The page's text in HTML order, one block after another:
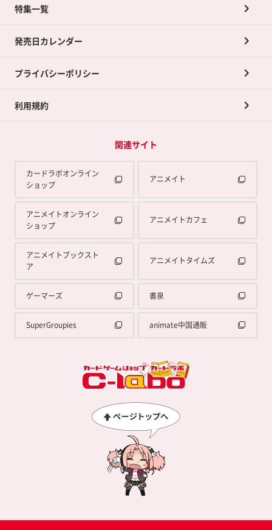
ネット買取について
買取承諾書について
ポイントカードTOP
ポイント交換景品
特集一覧
発売日カレンダー
プライバシーポリシー
利用規約
関連サイト
カードラボオンライン
ショップ
アニメイト
アニメイトオンライン
ショップ
アニメイトカフェ
アニメイトブックスト
ア
アニメイトタイムズ
ゲーマーズ 書泉
SuperGroupies animate中国通販